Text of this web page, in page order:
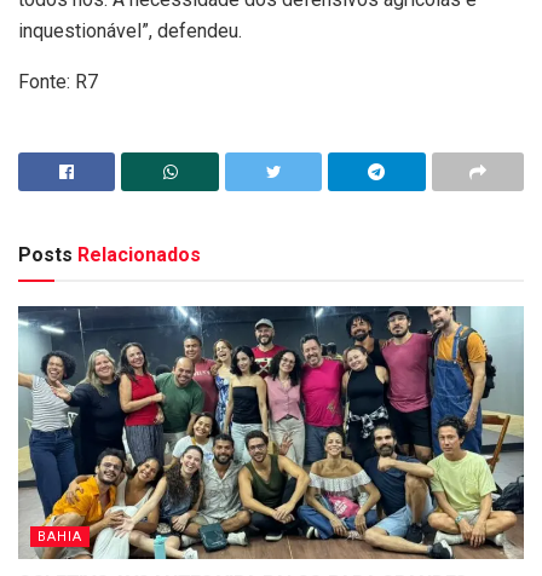
inquestionável”, defendeu.
Fonte: R7
Posts Relacionados
BAHIA